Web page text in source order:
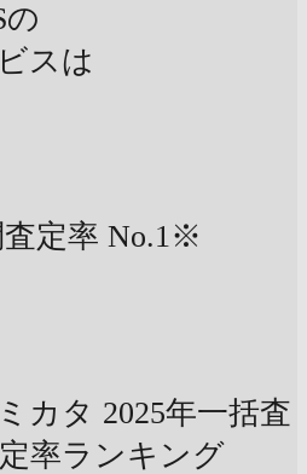
スは
定率 No.1※
カタ 2025年一括査
率ランキング